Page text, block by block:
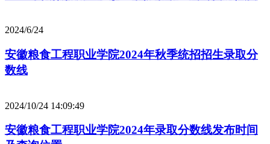
2024/6/24
安徽粮食工程职业学院2024年秋季统招招生录取分
数线
2024/10/24 14:09:49
安徽粮食工程职业学院2024年录取分数线发布时间